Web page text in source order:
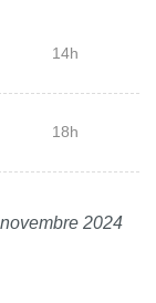
14h
18h
2024